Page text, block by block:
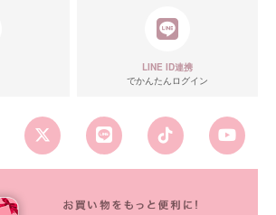
LINE ID連携
でかんたんログイン